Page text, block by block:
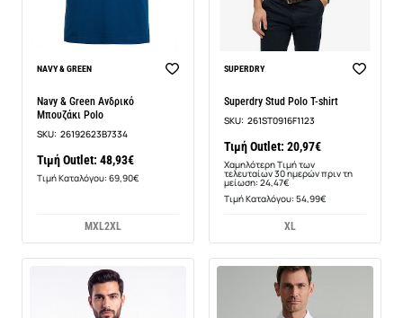
NAVY & GREEN
Navy & Green Ανδρικό
Μπουζάκι Polo
SKU: 26192623B7334
Τιμή Outlet: 48,93€
Τιμή Καταλόγου: 69,90€
MXL2XL
-14%
SUPERDRY
Superdry Stud Polo T-shirt
SKU: 261ST0916F1123
Τιμή Outlet: 20,97€
Χαμηλότερη Τιμή των
τελευταίων 30 ημερών πριν τη
μείωση: 24,47€
Τιμή Καταλόγου: 54,99€
XL